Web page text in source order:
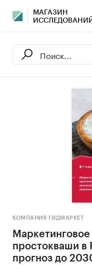
МАГАЗИН
ИССЛЕДОВАНИЙ
КОМПАНИЯ ГИДМАРКЕТ
простокваши в
прогноз до